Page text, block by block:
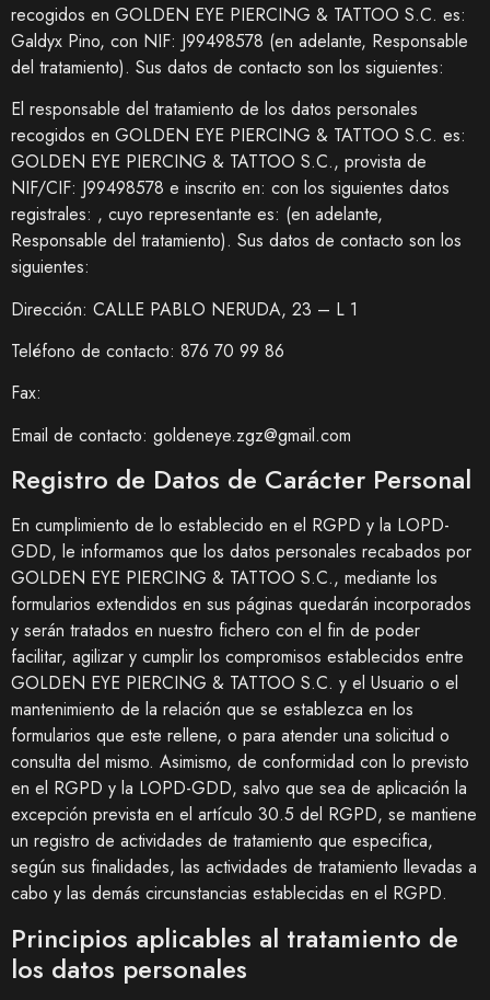
recogidos en GOLDEN EYE PIERCING & TATTOO S.C. es:
Galdyx Pino, con NIF: J99498578 (en adelante, Responsable
del tratamiento). Sus datos de contacto son los siguientes:
El responsable del tratamiento de los datos personales
recogidos en GOLDEN EYE PIERCING & TATTOO S.C. es:
GOLDEN EYE PIERCING & TATTOO S.C., provista de
NIF/CIF: J99498578 e inscrito en: con los siguientes datos
registrales: , cuyo representante es: (en adelante,
Responsable del tratamiento). Sus datos de contacto son los
siguientes:
Dirección: CALLE PABLO NERUDA, 23 – L 1
Teléfono de contacto: 876 70 99 86
Fax:
Email de contacto: goldeneye.zgz@gmail.com
Registro de Datos de Carácter Personal
En cumplimiento de lo establecido en el RGPD y la LOPD-
GDD, le informamos que los datos personales recabados por
GOLDEN EYE PIERCING & TATTOO S.C., mediante los
formularios extendidos en sus páginas quedarán incorporados
y serán tratados en nuestro fichero con el fin de poder
facilitar, agilizar y cumplir los compromisos establecidos entre
GOLDEN EYE PIERCING & TATTOO S.C. y el Usuario o el
mantenimiento de la relación que se establezca en los
formularios que este rellene, o para atender una solicitud o
consulta del mismo. Asimismo, de conformidad con lo previsto
en el RGPD y la LOPD-GDD, salvo que sea de aplicación la
excepción prevista en el artículo 30.5 del RGPD, se mantiene
un registro de actividades de tratamiento que especifica,
según sus finalidades, las actividades de tratamiento llevadas a
cabo y las demás circunstancias establecidas en el RGPD.
Principios aplicables al tratamiento de
los datos personales